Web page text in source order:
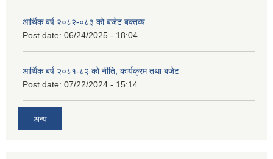
आर्थिक बर्ष २०८२-०८३ को बजेट बक्तव्य
Post date: 06/24/2025 - 18:04
आर्थिक बर्ष २०८१-८२ को नीति, कार्यक्रम तथा बजेट
Post date: 07/22/2024 - 15:14
अन्य